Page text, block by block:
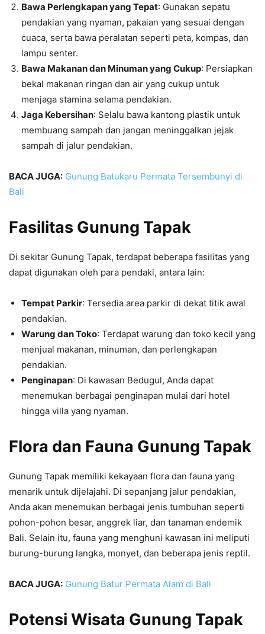
Bawa Perlengkapan yang Tepat: Gunakan sepatu
pendakian yang nyaman, pakaian yang sesuai dengan
cuaca, serta bawa peralatan seperti peta, kompas, dan
lampu senter.
Bawa Makanan dan Minuman yang Cukup: Persiapkan
bekal makanan ringan dan air yang cukup untuk
menjaga stamina selama pendakian.
Jaga Kebersihan: Selalu bawa kantong plastik untuk
membuang sampah dan jangan meninggalkan jejak
sampah di jalur pendakian.
BACA JUGA: Gunung Batukaru Permata Tersembunyi di
Bali
Fasilitas Gunung Tapak
Di sekitar Gunung Tapak, terdapat beberapa fasilitas yang
dapat digunakan oleh para pendaki, antara lain:
Tempat Parkir: Tersedia area parkir di dekat titik awal
pendakian.
Warung dan Toko: Terdapat warung dan toko kecil yang
menjual makanan, minuman, dan perlengkapan
pendakian.
Penginapan: Di kawasan Bedugul, Anda dapat
menemukan berbagai penginapan mulai dari hotel
hingga villa yang nyaman.
Flora dan Fauna Gunung Tapak
Gunung Tapak memiliki kekayaan flora dan fauna yang
menarik untuk dijelajahi. Di sepanjang jalur pendakian,
Anda akan menemukan berbagai jenis tumbuhan seperti
pohon-pohon besar, anggrek liar, dan tanaman endemik
Bali. Selain itu, fauna yang menghuni kawasan ini meliputi
burung-burung langka, monyet, dan beberapa jenis reptil.
BACA JUGA: Gunung Batur Permata Alam di Bali
Potensi Wisata Gunung Tapak